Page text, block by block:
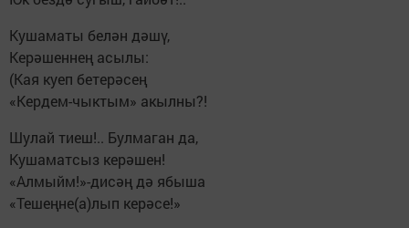
Кушаматы белән дәшү,
Керәшеннең асылы:
(Кая куеп бетерәсең
«Кердем-чыктым» акылны?!
Шулай тиеш!.. Булмаган да,
Кушаматсыз керәшен!
«Алмыйм!»-дисәң дә ябыша
«Тешеңне(а)лып керәсе!»